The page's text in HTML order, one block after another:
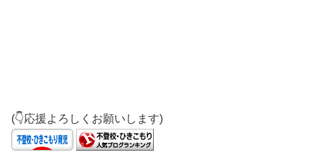
(👇応援よろしくお願いします)